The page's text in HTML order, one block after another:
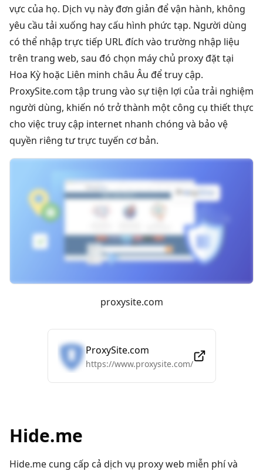
vực của họ. Dịch vụ này đơn giản để vận hành, không
yêu cầu tải xuống hay cấu hình phức tạp. Người dùng
có thể nhập trực tiếp URL đích vào trường nhập liệu
trên trang web, sau đó chọn máy chủ proxy đặt tại
Hoa Kỳ hoặc Liên minh châu Âu để truy cập.
ProxySite.com tập trung vào sự tiện lợi của trải nghiệm
người dùng, khiến nó trở thành một công cụ thiết thực
cho việc truy cập internet nhanh chóng và bảo vệ
quyền riêng tư trực tuyến cơ bản.
proxysite.com
ProxySite.com
https://www.proxysite.com/
Hide.me
Hide.me cung cấp cả dịch vụ proxy web miễn phí và